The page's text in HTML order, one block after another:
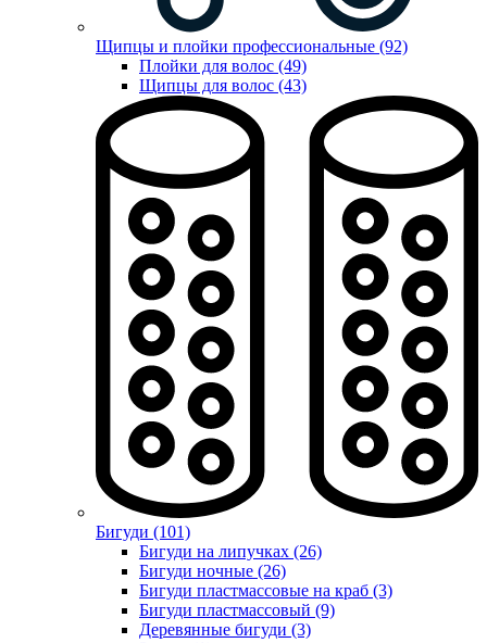
Щипцы и плойки профессиональные (92)
Плойки для волос (49)
Щипцы для волос (43)
Бигуди (101)
Бигуди на липучках (26)
Бигуди ночные (26)
Бигуди пластмассовые на краб (3)
Бигуди пластмассовый (9)
Деревянные бигуди (3)